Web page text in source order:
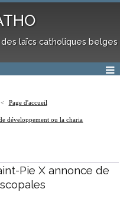
laïcs catholiques belges
Page d'accueil
développement ou la charia
Pie X annonce de